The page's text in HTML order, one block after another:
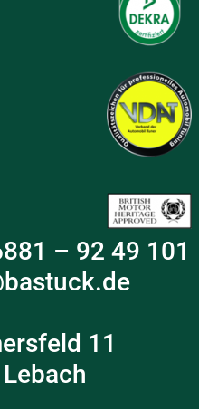
– 92 49 101
11